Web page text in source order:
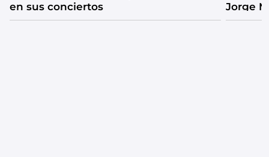
en sus conciertos
Jorge